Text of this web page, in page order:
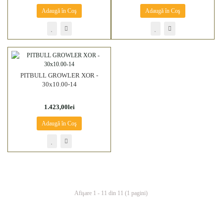
Adaugă în Coş Adaugă în Coş
PITBULL GROWLER XOR -
30x10.00-14
1.423,00lei
Adaugă în Coş
Afişare 1 - 11 din 11 (1 pagini)